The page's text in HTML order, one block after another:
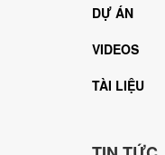
DỰ ÁN
VIDEOS
TÀI LIỆU